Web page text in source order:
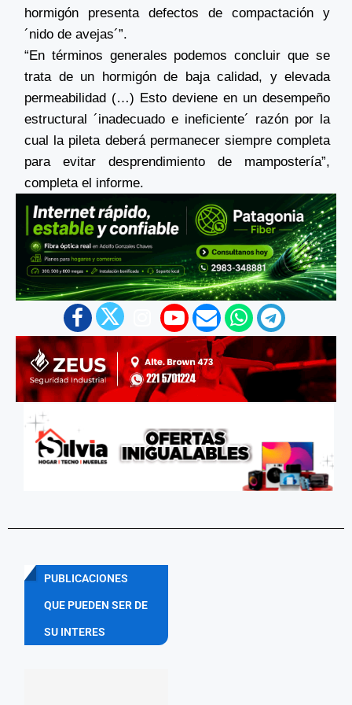
hormigón presenta defectos de compactación y
´nido de avejas´”.
“En términos generales podemos concluir que se
trata de un hormigón de baja calidad, y elevada
permeabilidad (…) Esto deviene en un desempeño
estructural ´inadecuado e ineficiente´ razón por la
cual la pileta deberá permanecer siempre completa
para evitar desprendimiento de mampostería”,
completa el informe.
PUBLICACIONES
QUE PUEDEN SER DE
SU INTERES